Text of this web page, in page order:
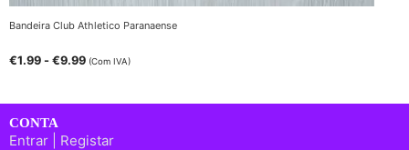
Bandeira Club Athletico Paranaense
€1.99 - €9.99 (Com IVA)
CONTA
Entrar | Registar